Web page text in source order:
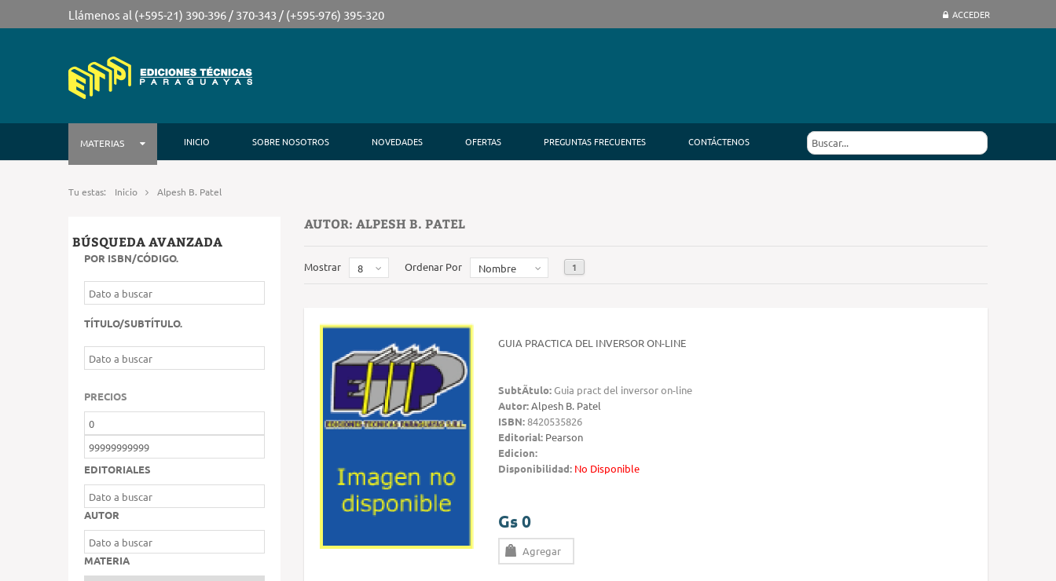
Llámenos al (+595-21) 390-396 / 370-343 / (+595-976) 395-320 ACCEDER
MATERIAS INICIO SOBRE NOSOTROS NOVEDADES OFERTAS PREGUNTAS FRECUENTES CONTÁCTENOS
Tu estas: Inicio Alpesh B. Patel
BÚSQUEDA AVANZADA
POR ISBN/CÓDIGO.
TÍTULO/SUBTÍTULO.
PRECIOS
EDITORIALES
AUTOR
MATERIA
AUTOR: ALPESH B. PATEL
Mostrar 8 Ordenar Por Nombre 1
GUIA PRACTICA DEL INVERSOR ON-LINE
SubtÃ­tulo:Guia pract del inversor on-line
Autor:Alpesh B. Patel
ISBN:8420535826
Editorial: Pearson
Edicion:
Disponibilidad: No Disponible
Gs 0
Agregar